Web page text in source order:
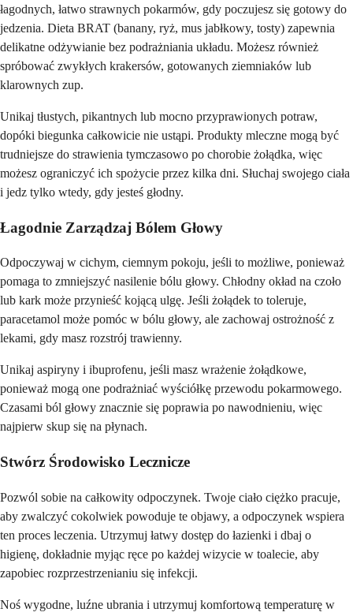
łagodnych, łatwo strawnych pokarmów, gdy poczujesz się gotowy do
jedzenia. Dieta BRAT (banany, ryż, mus jabłkowy, tosty) zapewnia
delikatne odżywianie bez podrażniania układu. Możesz również
spróbować zwykłych krakersów, gotowanych ziemniaków lub
klarownych zup.
Unikaj tłustych, pikantnych lub mocno przyprawionych potraw,
dopóki biegunka całkowicie nie ustąpi. Produkty mleczne mogą być
trudniejsze do strawienia tymczasowo po chorobie żołądka, więc
możesz ograniczyć ich spożycie przez kilka dni. Słuchaj swojego ciała
i jedz tylko wtedy, gdy jesteś głodny.
Łagodnie Zarządzaj Bólem Głowy
Odpoczywaj w cichym, ciemnym pokoju, jeśli to możliwe, ponieważ
pomaga to zmniejszyć nasilenie bólu głowy. Chłodny okład na czoło
lub kark może przynieść kojącą ulgę. Jeśli żołądek to toleruje,
paracetamol może pomóc w bólu głowy, ale zachowaj ostrożność z
lekami, gdy masz rozstrój trawienny.
Unikaj aspiryny i ibuprofenu, jeśli masz wrażenie żołądkowe,
ponieważ mogą one podrażniać wyściółkę przewodu pokarmowego.
Czasami ból głowy znacznie się poprawia po nawodnieniu, więc
najpierw skup się na płynach.
Stwórz Środowisko Lecznicze
Pozwól sobie na całkowity odpoczynek. Twoje ciało ciężko pracuje,
aby zwalczyć cokolwiek powoduje te objawy, a odpoczynek wspiera
ten proces leczenia. Utrzymuj łatwy dostęp do łazienki i dbaj o
higienę, dokładnie myjąc ręce po każdej wizycie w toalecie, aby
zapobiec rozprzestrzenianiu się infekcji.
Noś wygodne, luźne ubrania i utrzymuj komfortową temperaturę w